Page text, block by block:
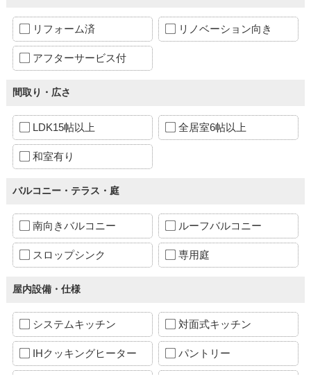
リフォーム済 リノベーション向き
アフターサービス付
間取り・広さ
LDK15帖以上 全居室6帖以上
和室有り
バルコニー・テラス・庭
南向きバルコニー ルーフバルコニー
スロップシンク 専用庭
屋内設備・仕様
システムキッチン 対面式キッチン
IHクッキングヒーター パントリー